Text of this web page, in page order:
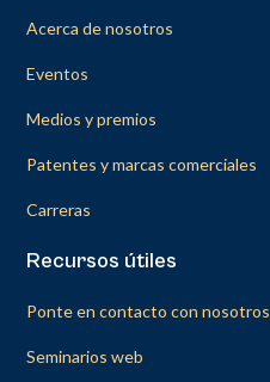
Acerca de nosotros
Eventos
Medios y premios
Patentes y marcas comerciales
Carreras
Recursos útiles
Ponte en contacto con nosotros
Seminarios web